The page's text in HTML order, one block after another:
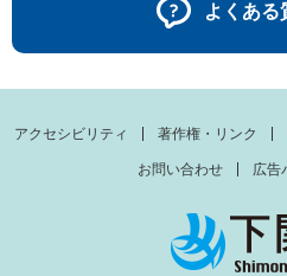
よくある
アクセシビリティ 著作権・リンク
お問い合わせ 広告